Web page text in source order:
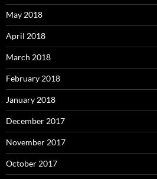
May 2018
April 2018
March 2018
February 2018
January 2018
December 2017
November 2017
October 2017